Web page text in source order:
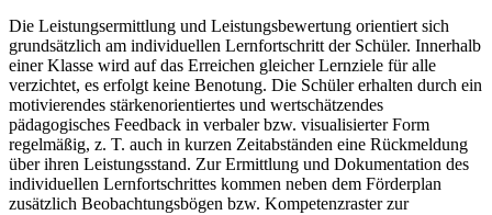
Die Leistungsermittlung und Leistungsbewertung orientiert sich
grundsätzlich am individuellen Lernfortschritt der Schüler. Innerhalb
einer Klasse wird auf das Erreichen gleicher Lernziele für alle
verzichtet, es erfolgt keine Benotung. Die Schüler erhalten durch ein
motivierendes stärkenorientiertes und wertschätzendes
pädagogisches Feedback in verbaler bzw. visualisierter Form
regelmäßig, z. T. auch in kurzen Zeitabständen eine Rückmeldung
über ihren Leistungsstand. Zur Ermittlung und Dokumentation des
individuellen Lernfortschrittes kommen neben dem Förderplan
zusätzlich Beobachtungsbögen bzw. Kompetenzraster zur